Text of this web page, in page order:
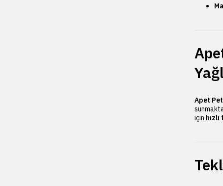
Apet
için